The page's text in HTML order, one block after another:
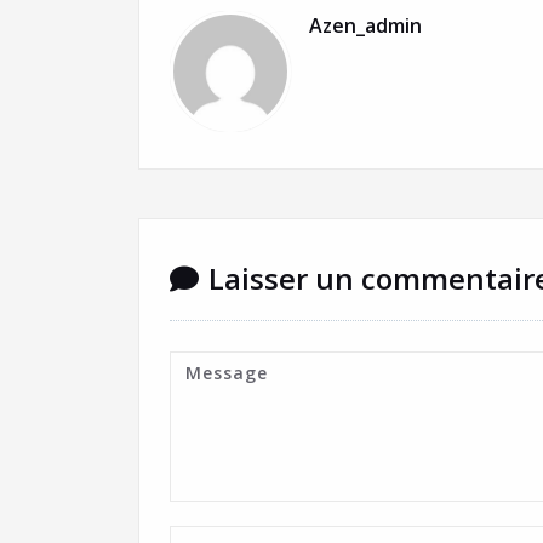
Azen_admin
Laisser un